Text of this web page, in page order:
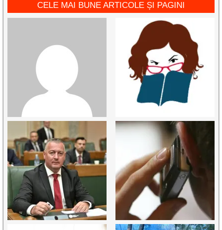
CELE MAI BUNE ARTICOLE ȘI PAGINI